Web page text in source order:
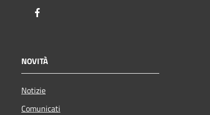
NOVITÀ
Notizie
Comunicati